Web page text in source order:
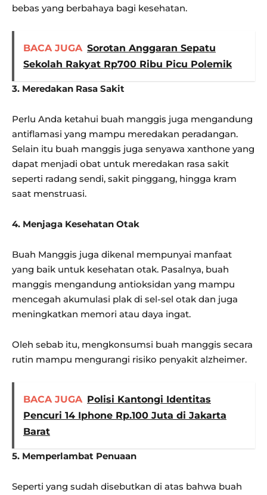
bebas yang berbahaya bagi kesehatan.
BACA JUGA Sorotan Anggaran Sepatu
Sekolah Rakyat Rp700 Ribu Picu Polemik
3. Meredakan Rasa Sakit
Perlu Anda ketahui buah manggis juga mengandung
antiflamasi yang mampu meredakan peradangan.
Selain itu buah manggis juga senyawa xanthone yang
dapat menjadi obat untuk meredakan rasa sakit
seperti radang sendi, sakit pinggang, hingga kram
saat menstruasi.
4. Menjaga Kesehatan Otak
Buah Manggis juga dikenal mempunyai manfaat
yang baik untuk kesehatan otak. Pasalnya, buah
manggis mengandung antioksidan yang mampu
mencegah akumulasi plak di sel-sel otak dan juga
meningkatkan memori atau daya ingat.
Oleh sebab itu, mengkonsumsi buah manggis secara
rutin mampu mengurangi risiko penyakit alzheimer.
BACA JUGA Polisi Kantongi Identitas
Pencuri 14 Iphone Rp.100 Juta di Jakarta
Barat
5. Memperlambat Penuaan
Seperti yang sudah disebutkan di atas bahwa buah